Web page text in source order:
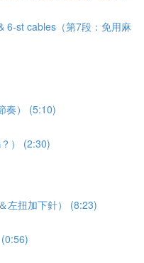
6-st cables（第7段：免用麻
奏） (5:10)
） (2:30)
左扭加下針） (8:23)